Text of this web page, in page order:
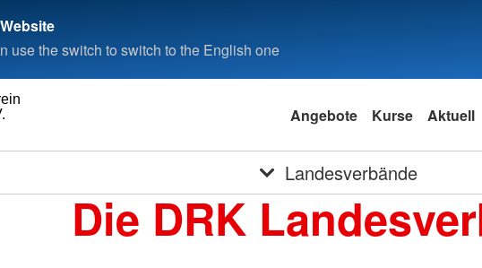
use the switch to switch to the English one
Angebote Kurse Aktuell
Landesverbände
Die DRK